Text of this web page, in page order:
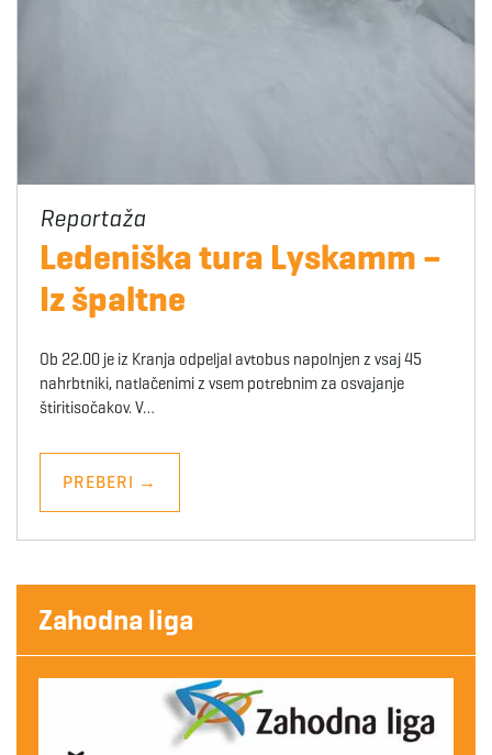
Ledeniška tura Lyskamm –
Iz špaltne
Ob 22.00 je iz Kranja odpeljal avtobus napolnjen z vsaj 45
nahrbtniki, natlačenimi z vsem potrebnim za osvajanje
štiritisočakov. V…
PREBERI →
Zahodna liga